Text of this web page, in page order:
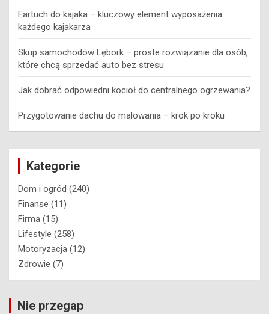
Fartuch do kajaka – kluczowy element wyposażenia
każdego kajakarza
Skup samochodów Lębork – proste rozwiązanie dla osób,
które chcą sprzedać auto bez stresu
Jak dobrać odpowiedni kocioł do centralnego ogrzewania?
Przygotowanie dachu do malowania – krok po kroku
Kategorie
Dom i ogród (240)
Finanse (11)
Firma (15)
Lifestyle (258)
Motoryzacja (12)
Zdrowie (7)
Nie przegap